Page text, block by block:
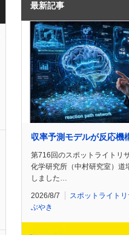
最新記事
収率予測モデルが反応機
第716回のスポットライトリ
化学研究所（中村研究室）道
しました…
2026/8/7 スポットライト
ぶやき